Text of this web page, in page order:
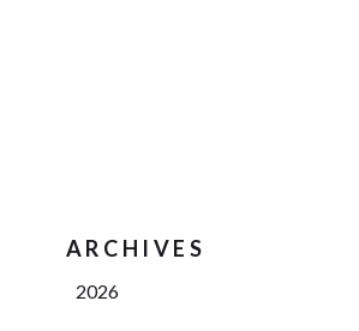
ARCHIVES
2026